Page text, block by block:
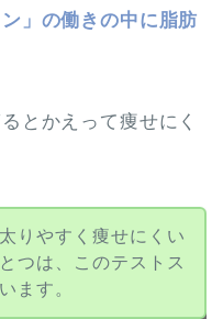
」の働きの中に脂肪
とかえって痩せにく
りやすく痩せにくい
つは、このテストス
ます。